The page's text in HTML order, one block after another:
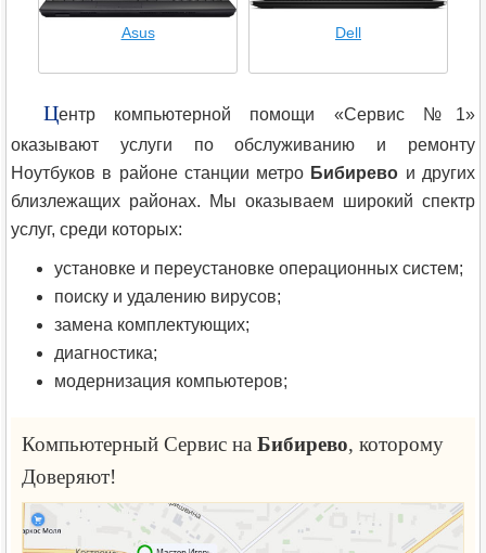
Asus Dell
Центр компьютерной помощи «Сервис №1»
оказывают услуги по обслуживанию и ремонту
Ноутбуков в районе станции метро Бибирево и других
близлежащих районах. Мы оказываем широкий спектр
услуг, среди которых:
установке и переустановке операционных систем;
поиску и удалению вирусов;
замена комплектующих;
диагностика;
модернизация компьютеров;
Компьютерный Сервис на Бибирево, которому
Доверяют!